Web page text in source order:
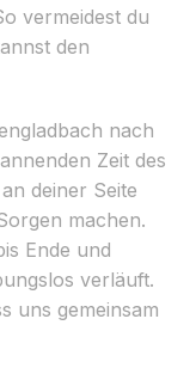
vermeidest du
den
nach
Zeit des
deiner Seite
machen.
Ende und
verläuft.
uns gemeinsam